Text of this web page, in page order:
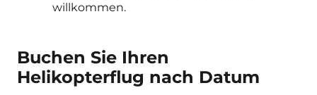
willkommen.
Buchen Sie Ihren
Helikopterflug nach Datum